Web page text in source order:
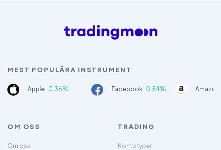
MEST POPULÄRA INSTRUMENT
Apple 0.36% Facebook 0.54%
OM OSS
Om oss
TRADING
Kontotyper